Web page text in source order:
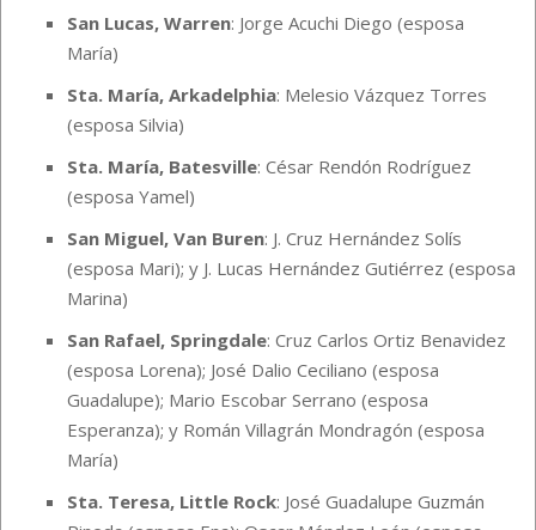
San Lucas, Warren: Jorge Acuchi Diego (esposa
María)
Sta. María, Arkadelphia: Melesio Vázquez Torres
(esposa Silvia)
Sta. María, Batesville: César Rendón Rodríguez
(esposa Yamel)
San Miguel, Van Buren: J. Cruz Hernández Solís
(esposa Mari); y J. Lucas Hernández Gutiérrez (esposa
Marina)
San Rafael, Springdale: Cruz Carlos Ortiz Benavidez
(esposa Lorena); José Dalio Ceciliano (esposa
Guadalupe); Mario Escobar Serrano (esposa
Esperanza); y Román Villagrán Mondragón (esposa
María)
Sta. Teresa, Little Rock: José Guadalupe Guzmán